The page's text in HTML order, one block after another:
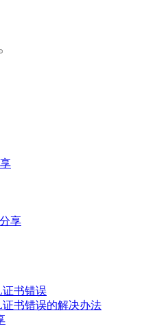
享
证书错误
证书错误的解决办法